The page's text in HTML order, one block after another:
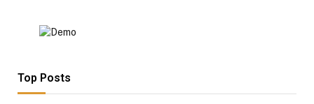
Top Posts